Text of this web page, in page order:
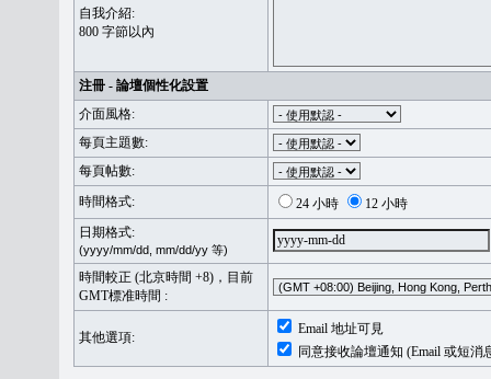
自我介紹:
800 字節以內
注冊 - 論壇個性化設置
介面風格:
每頁主題數:
每頁帖數:
時間格式:
24 小時
12 小時
日期格式:
(yyyy/mm/dd, mm/dd/yy 等)
時間較正 (北京時間 +8)，目前
GMT標准時間 :
其他選項:
Email 地址可見
同意接收論壇通知 (Email 或短消